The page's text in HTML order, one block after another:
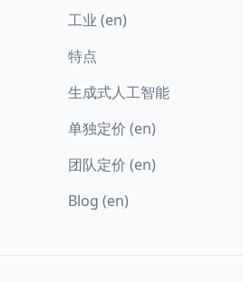
工业 (en)
特点
生成式人工智能
单独定价 (en)
团队定价 (en)
Blog (en)